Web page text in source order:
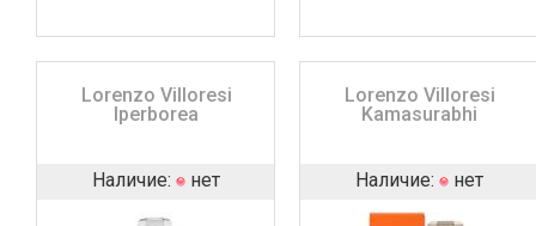
Lorenzo Villoresi
Iperborea
Наличие: нет
Lorenzo Villoresi
Kamasurabhi
Наличие: нет